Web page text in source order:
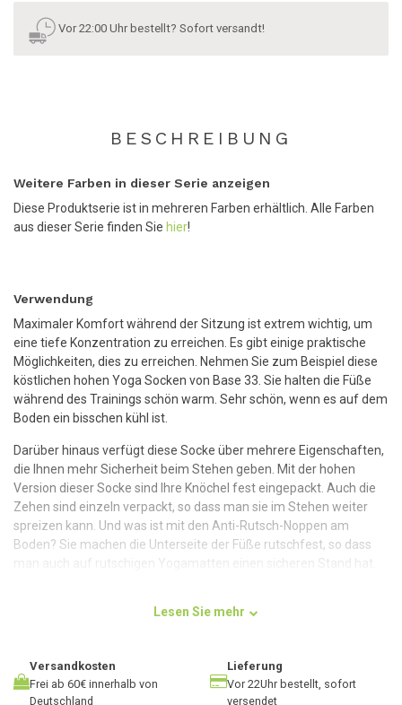
Vor 22:00 Uhr bestellt? Sofort versandt!
BESCHREIBUNG
Weitere Farben in dieser Serie anzeigen
Diese Produktserie ist in mehreren Farben erhältlich. Alle Farben
aus dieser Serie finden Sie hier!
Verwendung
Maximaler Komfort während der Sitzung ist extrem wichtig, um
eine tiefe Konzentration zu erreichen. Es gibt einige praktische
Möglichkeiten, dies zu erreichen. Nehmen Sie zum Beispiel diese
köstlichen hohen Yoga Socken von Base 33. Sie halten die Füße
während des Trainings schön warm. Sehr schön, wenn es auf dem
Boden ein bisschen kühl ist.
Darüber hinaus verfügt diese Socke über mehrere Eigenschaften,
die Ihnen mehr Sicherheit beim Stehen geben. Mit der hohen
Version dieser Socke sind Ihre Knöchel fest eingepackt. Auch die
Zehen sind einzeln verpackt, so dass man sie im Stehen weiter
spreizen kann. Und was ist mit den Anti-Rutsch-Noppen am
Boden? Sie machen die Unterseite der Füße rutschfest, so dass
man auch auf rutschigen Yogamatten einen sicheren Stand hat.
Es gibt eine Reihe von Zubehörteilen, die Ihnen helfen können, das
Beste aus Ihrer Praxis herauszuholen. Brauchen Sie mehr
Unterstützung, weil Sie neu in diesem Stil sind? Dann könnte auch
Lesen Sie mehr
Versandkosten
Frei ab 60€ innerhalb von
Deutschland
Lieferung
Vor 22Uhr bestellt, sofort
versendet